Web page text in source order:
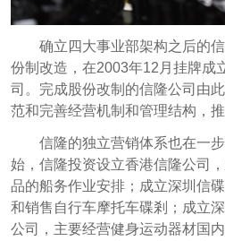
确立四大事业部架构之后的
份制改造，在2003年12月挂牌成
司。完成股份改制的信隆公司由
范和完善经营机制和管理结构，
信隆的独立营销体系也在一
始，信隆投资设立香港信隆公司
品的船务作业安排；成立深圳信
和销售自行车摩托车碟剎；成立
公司，主要经营健身运动器材国